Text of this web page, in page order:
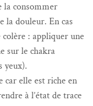
la consommer
la douleur. En cas
colère : appliquer une
sur le chakra
yeux).
car elle est riche en
à l’état de trace